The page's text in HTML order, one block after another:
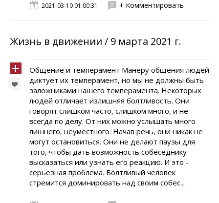
2021-03-10 01:00:31 + Комментировать
Жизнь в движении / 9 марта 2021 г.
Общение и темперамент Манеру общения людей
диктует их темперамент, но мы не должны быть
заложниками нашего темперамента. Некоторых
людей отличает излишняя болтливость. Они
говорят слишком часто, слишком много, и не
всегда по делу. От них можно услышать много
лишнего, неуместного. Начав речь, они никак не
могут остановиться. Они не делают паузы для
того, чтобы дать возможность собеседнику
высказаться или узнать его реакцию. И это -
серьезная проблема. Болтливый человек
стремится доминировать над своим собес...